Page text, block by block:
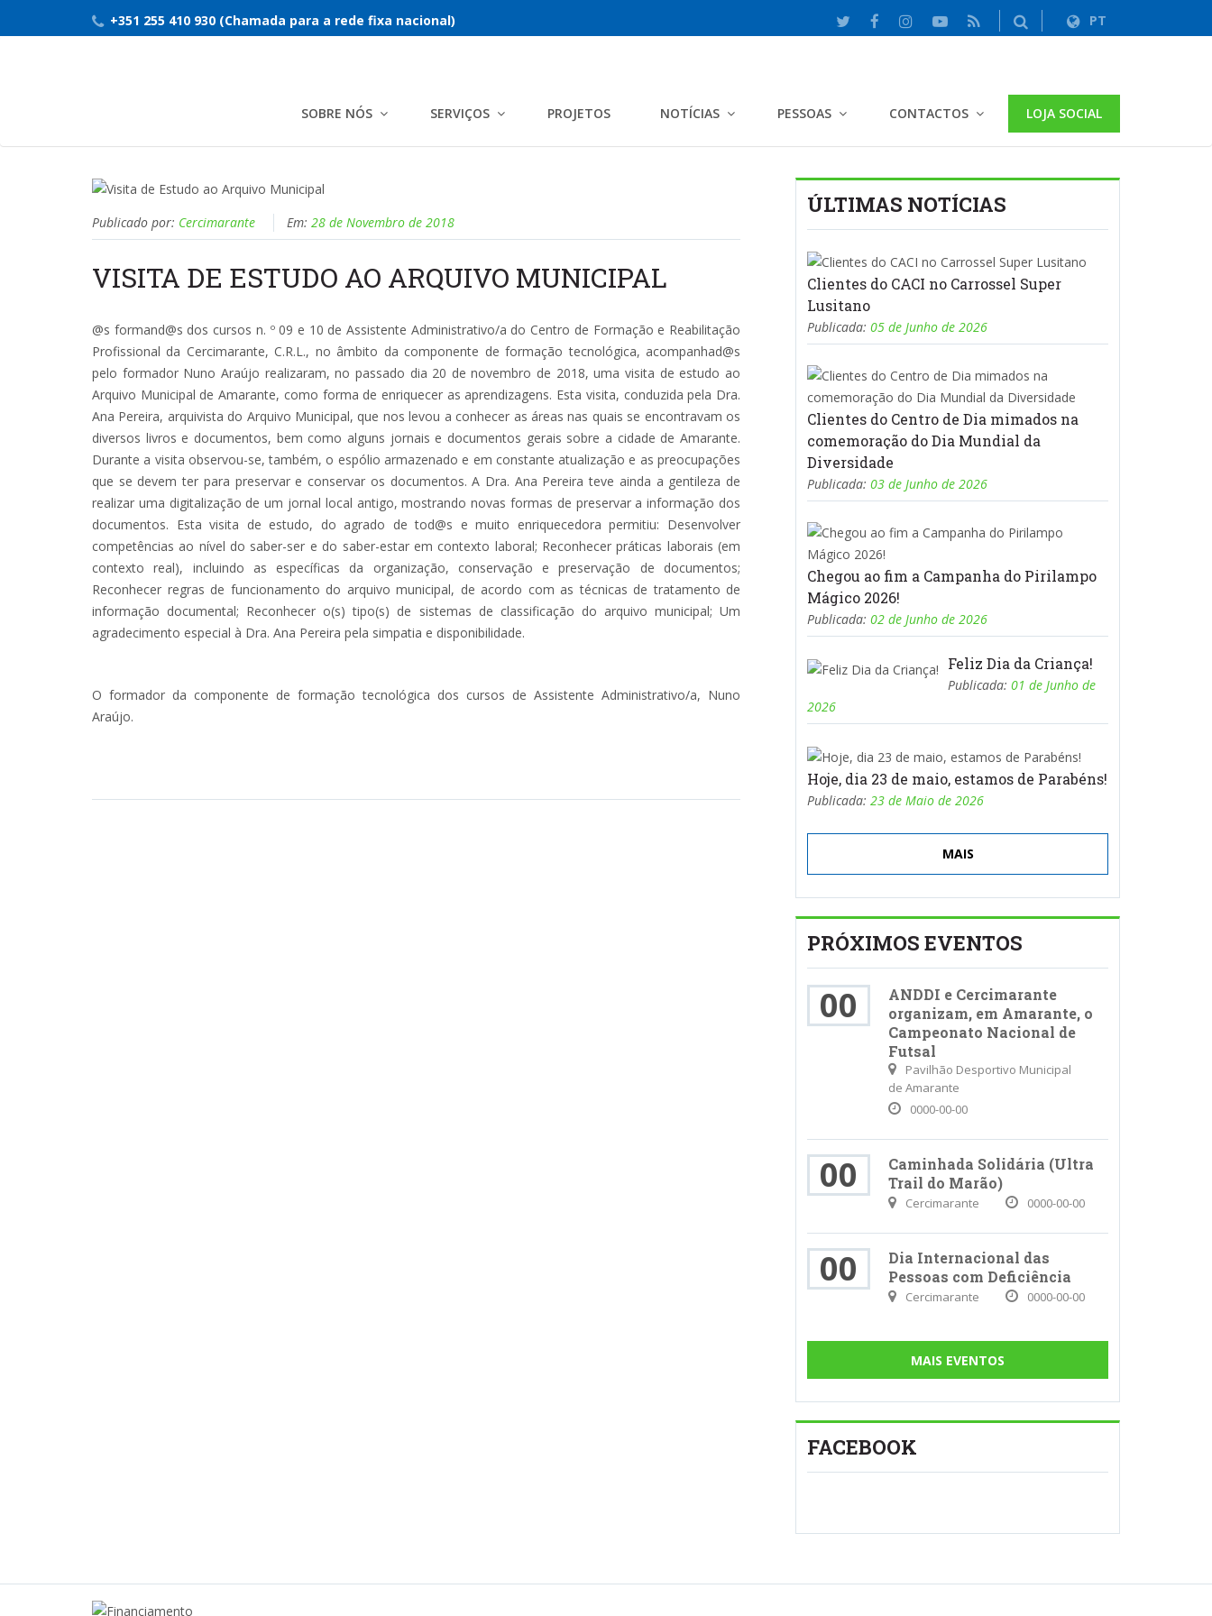
+351 255 410 930 (Chamada para a rede fixa nacional) PT
SOBRE NÓS SERVIÇOS PROJETOS NOTÍCIAS PESSOAS CONTACTOS LOJA SOCIAL
Publicado por: Cercimarante Em: 28 de Novembro de 2018
VISITA DE ESTUDO AO ARQUIVO MUNICIPAL
@s formand@s dos cursos n. º 09 e 10 de Assistente Administrativo/a do Centro de Formação e Reabilitação
Profissional da Cercimarante, C.R.L., no âmbito da componente de formação tecnológica, acompanhad@s
pelo formador Nuno Araújo realizaram, no passado dia 20 de novembro de 2018, uma visita de estudo ao
Arquivo Municipal de Amarante, como forma de enriquecer as aprendizagens. Esta visita, conduzida pela Dra.
Ana Pereira, arquivista do Arquivo Municipal, que nos levou a conhecer as áreas nas quais se encontravam os
diversos livros e documentos, bem como alguns jornais e documentos gerais sobre a cidade de Amarante.
Durante a visita observou-se, também, o espólio armazenado e em constante atualização e as preocupações
que se devem ter para preservar e conservar os documentos. A Dra. Ana Pereira teve ainda a gentileza de
realizar uma digitalização de um jornal local antigo, mostrando novas formas de preservar a informação dos
documentos. Esta visita de estudo, do agrado de tod@s e muito enriquecedora permitiu: Desenvolver
competências ao nível do saber-ser e do saber-estar em contexto laboral; Reconhecer práticas laborais (em
contexto real), incluindo as específicas da organização, conservação e preservação de documentos;
Reconhecer regras de funcionamento do arquivo municipal, de acordo com as técnicas de tratamento de
informação documental; Reconhecer o(s) tipo(s) de sistemas de classificação do arquivo municipal; Um
agradecimento especial à Dra. Ana Pereira pela simpatia e disponibilidade.
O formador da componente de formação tecnológica dos cursos de Assistente Administrativo/a, Nuno
Araújo.
ÚLTIMAS NOTÍCIAS
Clientes do CACI no Carrossel Super
Lusitano
Publicada: 05 de Junho de 2026
Clientes do Centro de Dia mimados na
comemoração do Dia Mundial da
Diversidade
Publicada: 03 de Junho de 2026
Chegou ao fim a Campanha do Pirilampo
Mágico 2026!
Publicada: 02 de Junho de 2026
Feliz Dia da Criança!
Publicada: 01 de Junho de
2026
Hoje, dia 23 de maio, estamos de Parabéns!
Publicada: 23 de Maio de 2026
MAIS
PRÓXIMOS EVENTOS
00
ANDDI e Cercimarante
organizam, em Amarante, o
Campeonato Nacional de
Futsal
Pavilhão Desportivo Municipal
de Amarante
0000-00-00
00
Caminhada Solidária (Ultra
Trail do Marão)
Cercimarante 0000-00-00
00
Dia Internacional das
Pessoas com Deficiência
Cercimarante 0000-00-00
MAIS EVENTOS
FACEBOOK